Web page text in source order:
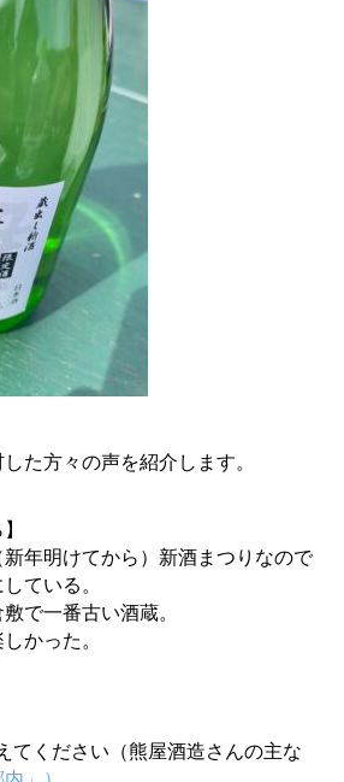
た方々の声を紹介します。
年明けてから） 新酒まつりなので
ている。
で一番古い酒蔵。
かった。
ください（熊屋酒造さんの主な